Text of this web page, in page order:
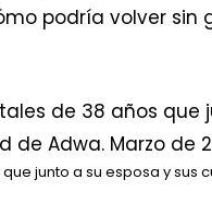
podría volver
junto a su esposa y